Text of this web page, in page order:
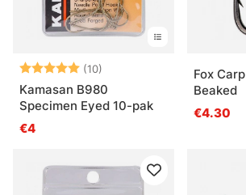
Beoordeling:
(10)
Kamasan B980
Specimen Eyed 10-pak
€4
Fox
Beaked
€4.30